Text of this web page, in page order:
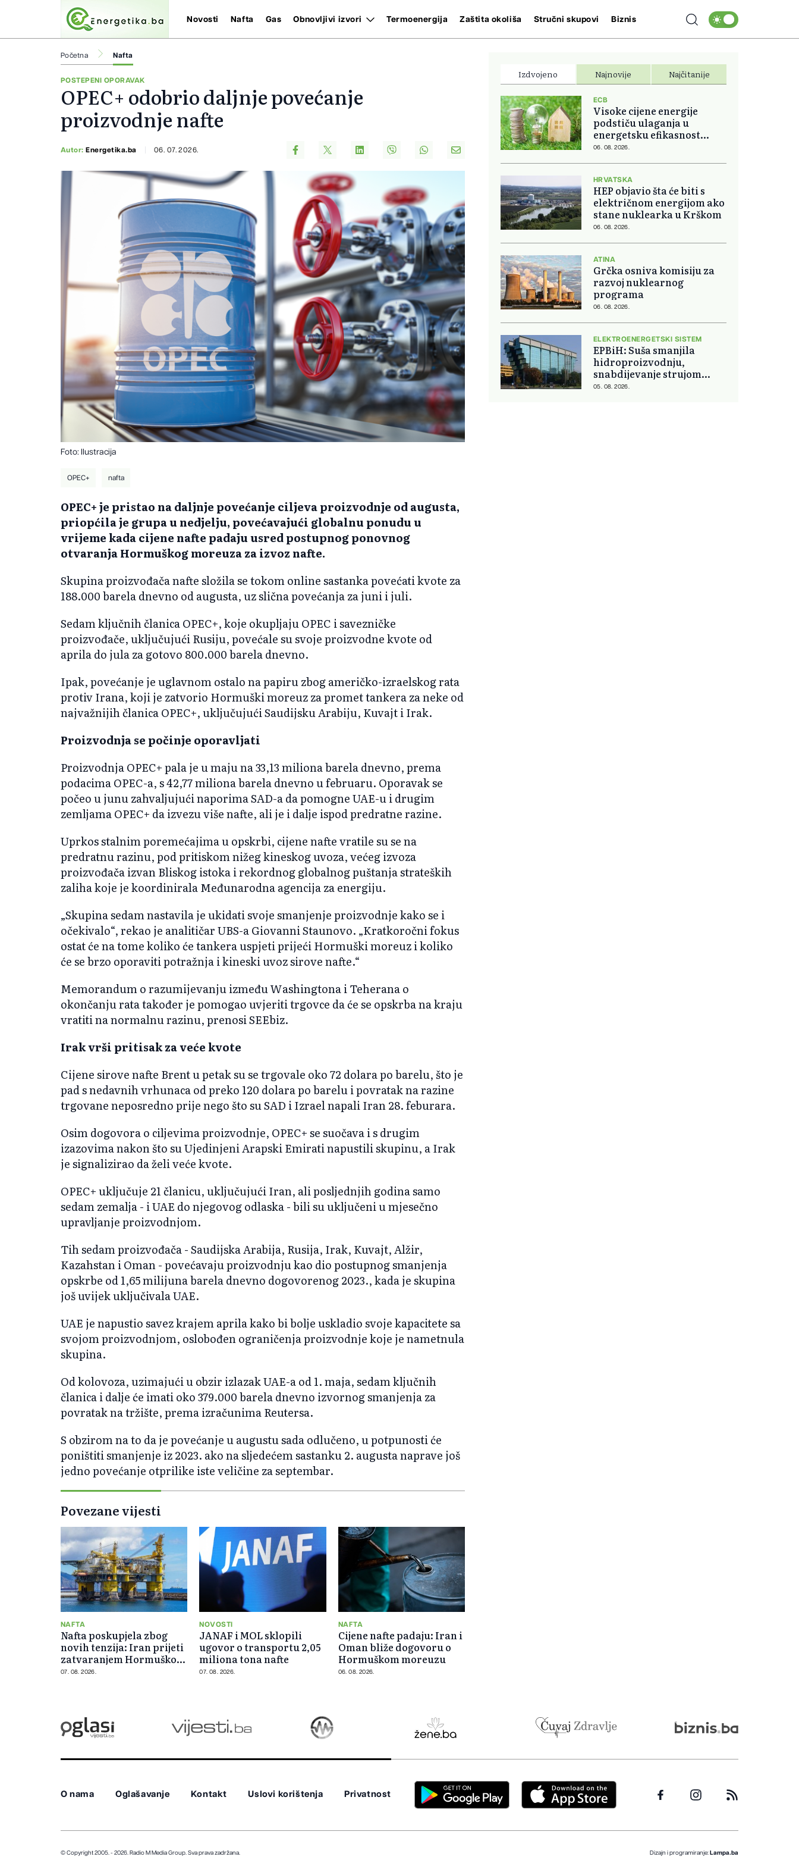
Novosti Nafta Gas Obnovljivi izvori Termoenergija Zaštita okoliša Stručni skupovi Biznis
Početna Nafta
POSTEPENI OPORAVAK
OPEC+ odobrio daljnje povećanje
proizvodnje nafte
Autor:Energetika.ba 06. 07. 2026.
Foto: Ilustracija
OPEC+ nafta
OPEC+ je pristao na daljnje povećanje ciljeva proizvodnje od augusta,
priopćila je grupa u nedjelju, povećavajući globalnu ponudu u
vrijeme kada cijene nafte padaju usred postupnog ponovnog
otvaranja Hormuškog moreuza za izvoz nafte.
Skupina proizvođača nafte složila se tokom online sastanka povećati kvote za
188.000 barela dnevno od augusta, uz slična povećanja za juni i juli.
Sedam ključnih članica OPEC+, koje okupljaju OPEC i savezničke
proizvođače, uključujući Rusiju, povećale su svoje proizvodne kvote od
aprila do jula za gotovo 800.000 barela dnevno.
Ipak, povećanje je uglavnom ostalo na papiru zbog američko-izraelskog rata
protiv Irana, koji je zatvorio Hormuški moreuz za promet tankera za neke od
najvažnijih članica OPEC+, uključujući Saudijsku Arabiju, Kuvajt i Irak.
Proizvodnja se počinje oporavljati
Proizvodnja OPEC+ pala je u maju na 33,13 miliona barela dnevno, prema
podacima OPEC-a, s 42,77 miliona barela dnevno u februaru. Oporavak se
počeo u junu zahvaljujući naporima SAD-a da pomogne UAE-u i drugim
zemljama OPEC+ da izvezu više nafte, ali je i dalje ispod predratne razine.
Uprkos stalnim poremećajima u opskrbi, cijene nafte vratile su se na
predratnu razinu, pod pritiskom nižeg kineskog uvoza, većeg izvoza
proizvođača izvan Bliskog istoka i rekordnog globalnog puštanja strateških
zaliha koje je koordinirala Međunarodna agencija za energiju.
„Skupina sedam nastavila je ukidati svoje smanjenje proizvodnje kako se i
očekivalo“, rekao je analitičar UBS-a Giovanni Staunovo. „Kratkoročni fokus
ostat će na tome koliko će tankera uspjeti prijeći Hormuški moreuz i koliko
će se brzo oporaviti potražnja i kineski uvoz sirove nafte.“
Memorandum o razumijevanju između Washingtona i Teherana o
okončanju rata također je pomogao uvjeriti trgovce da će se opskrba na kraju
vratiti na normalnu razinu, prenosi SEEbiz.
Irak vrši pritisak za veće kvote
Cijene sirove nafte Brent u petak su se trgovale oko 72 dolara po barelu, što je
pad s nedavnih vrhunaca od preko 120 dolara po barelu i povratak na razine
trgovane neposredno prije nego što su SAD i Izrael napali Iran 28. feburara.
Osim dogovora o ciljevima proizvodnje, OPEC+ se suočava i s drugim
izazovima nakon što su Ujedinjeni Arapski Emirati napustili skupinu, a Irak
je signalizirao da želi veće kvote.
OPEC+ uključuje 21 članicu, uključujući Iran, ali posljednjih godina samo
sedam zemalja - i UAE do njegovog odlaska - bili su uključeni u mjesečno
upravljanje proizvodnjom.
Tih sedam proizvođača - Saudijska Arabija, Rusija, Irak, Kuvajt, Alžir,
Kazahstan i Oman - povećavaju proizvodnju kao dio postupnog smanjenja
opskrbe od 1,65 milijuna barela dnevno dogovorenog 2023., kada je skupina
još uvijek uključivala UAE.
UAE je napustio savez krajem aprila kako bi bolje uskladio svoje kapacitete sa
svojom proizvodnjom, oslobođen ograničenja proizvodnje koje je nametnula
skupina.
Od kolovoza, uzimajući u obzir izlazak UAE-a od 1. maja, sedam ključnih
članica i dalje će imati oko 379.000 barela dnevno izvornog smanjenja za
povratak na tržište, prema izračunima Reutersa.
S obzirom na to da je povećanje u augustu sada odlučeno, u potpunosti će
poništiti smanjenje iz 2023. ako na sljedećem sastanku 2. augusta naprave još
jedno povećanje otprilike iste veličine za septembar.
Povezane vijesti
NAFTA
Nafta poskupjela zbog
novih tenzija: Iran prijeti
zatvaranjem Hormuškog
moreuza
07. 08. 2026.
NOVOSTI
JANAF i MOL sklopili
ugovor o transportu 2,05
miliona tona nafte
07. 08. 2026.
NAFTA
Cijene nafte padaju: Iran i
Oman bliže dogovoru o
Hormuškom moreuzu
06. 08. 2026.
Izdvojeno Najnovije Najčitanije
ECB
Visoke cijene energije
podstiču ulaganja u
energetsku efikasnost
domova
06. 08. 2026.
HRVATSKA
HEP objavio šta će biti s
električnom energijom ako
stane nuklearka u Krškom
06. 08. 2026.
ATINA
Grčka osniva komisiju za
razvoj nuklearnog
programa
06. 08. 2026.
ELEKTROENERGETSKI SISTEM
EPBiH: Suša smanjila
hidroproizvodnju,
snabdijevanje strujom
ostaje stabilno
05. 08. 2026.
O nama Oglašavanje Kontakt Uslovi korištenja Privatnost
© Copyright 2005. - 2026. Radio M Media Group. Sva prava zadržana. Dizajn i programiranje: Lampa.ba